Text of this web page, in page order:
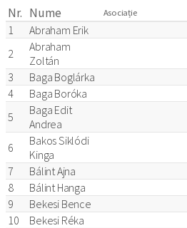
Nr. Nume Asociație
1 Abraham Erik
2
Abraham
Zoltán
3
Baga Boglárka
4
Baga Boróka
5
Baga Edit
Andrea
6
Bakos Siklódi
Kinga
7
Bálint Ajna
8
Bálint Hanga
9
Bekesi Bence
10
Bekesi Réka